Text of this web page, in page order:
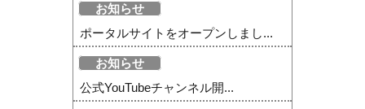
お知らせ
ポータルサイトをオープンしまし...
お知らせ
公式YouTubeチャンネル開...